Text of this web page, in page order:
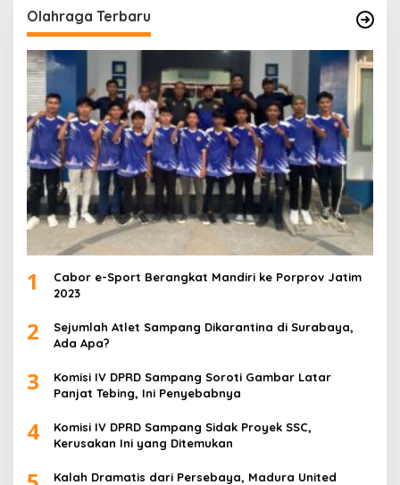
Olahraga Terbaru
1
Cabor e-Sport Berangkat Mandiri ke Porprov Jatim
2023
2
Sejumlah Atlet Sampang Dikarantina di Surabaya,
Ada Apa?
3
Komisi IV DPRD Sampang Soroti Gambar Latar
Panjat Tebing, Ini Penyebabnya
4
Komisi IV DPRD Sampang Sidak Proyek SSC,
Kerusakan Ini yang Ditemukan
Kalah Dramatis dari Persebaya, Madura United